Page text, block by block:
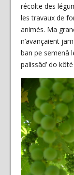
récolte des
les travaux de
animés. Ma
n’avançaient
ban pe semenâ
palissâd’ do